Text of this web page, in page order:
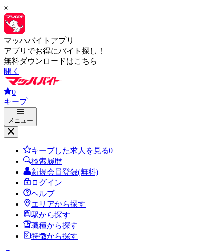
×
マッハバイトアプリ
アプリでお得にバイト探し！
無料ダウンロードはこちら
開く
0
キープ
メニュー
キープした求人を見る0
検索履歴
新規会員登録(無料)
ログイン
ヘルプ
エリアから探す
駅から探す
職種から探す
特徴から探す